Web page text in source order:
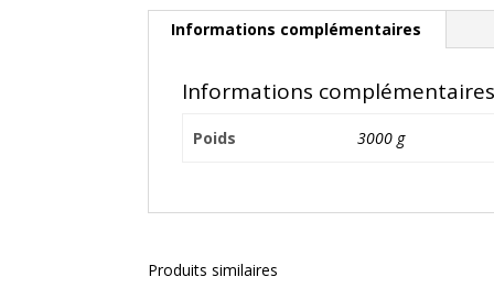
Informations complémentaires
Informations
Poids 3000 g
Produits similaires